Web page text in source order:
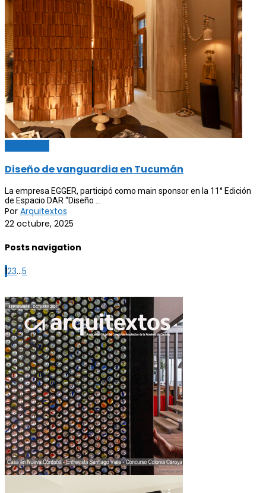
Diseño de vanguardia en Tucumán
La empresa EGGER, participó como main sponsor en la 11° Edición
de Espacio DAR “Diseño ...
Por Arquitextos
22 octubre, 2025
Posts navigation
123...5